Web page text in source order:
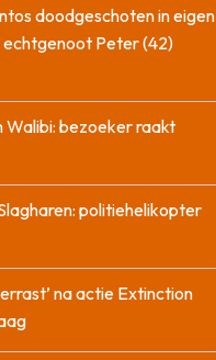
doodgeschoten in eigen
echtgenoot Peter (42)
Walibi: bezoeker raakt
politiehelikopter
na actie Extinction